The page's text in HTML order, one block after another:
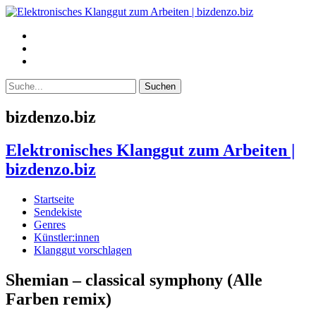
bizdenzo.biz
Elektronisches Klanggut zum Arbeiten |
bizdenzo.biz
Startseite
Sendekiste
Genres
Künstler:innen
Klanggut vorschlagen
Shemian – classical symphony (Alle
Farben remix)